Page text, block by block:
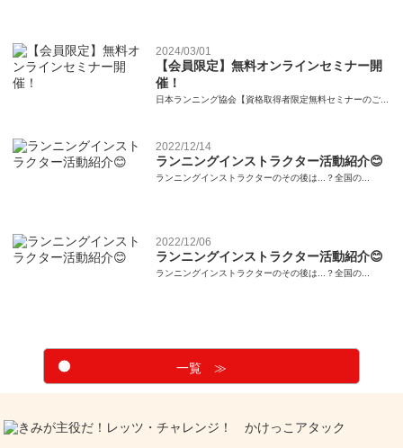
2024/03/01
【会員限定】無料オンラインセミナー開
催！
日本ランニング協会【資格取得者限定無料セミナーのご...
2022/12/14
ランニングインストラクター活動紹介😊
ランニングインストラクターのその後は...？全国の...
2022/12/06
ランニングインストラクター活動紹介😊
ランニングインストラクターのその後は...？全国の...
一覧 ≫